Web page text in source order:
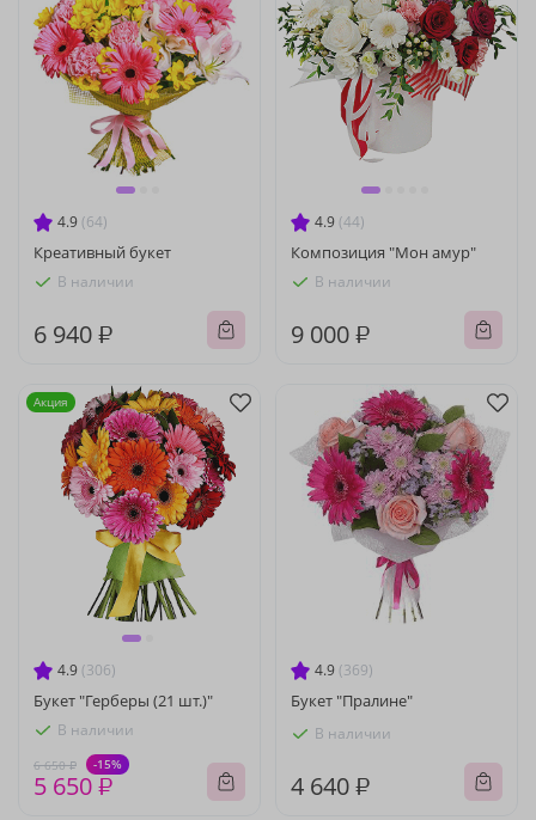
4.9 (64)
Креативный букет
В наличии
6 940 ₽
4.9 (44)
Композиция "Мон амур"
В наличии
9 000 ₽
4.9 (306)
Букет "Герберы (21 шт.)"
В наличии
6 650 ₽ -15%
5 650 ₽
Акция
4.9 (369)
Букет "Пралине"
В наличии
4 640 ₽